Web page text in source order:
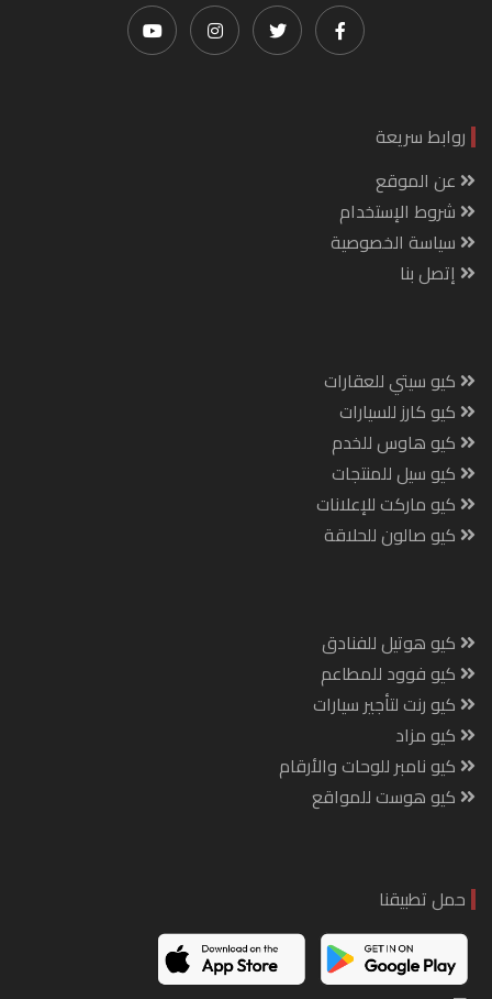
روابط سريعة
عن الموقع
شروط الإستخدام
سياسة الخصوصية
إتصل بنا
كيو سيتي للعقارات
كيو كارز للسيارات
كيو هاوس للخدم
كيو سيل للمنتجات
كيو ماركت للإعلانات
كيو صالون للحلاقة
كيو هوتيل للفنادق
كيو فوود للمطاعم
كيو رنت لتأجير سيارات
كيو مزاد
كيو نامبر للوحات والأرقام
كيو هوست للمواقع
حمل تطبيقنا